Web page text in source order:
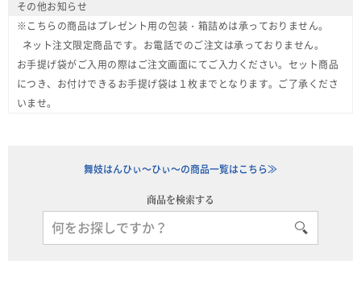
その他お知らせ
※こちらの商品はプレゼント用の包装・箱詰めは承っておりません。
ネット注文限定商品です。お電話でのご注文は承っておりません。
お手提げ袋がご入用の際はご注文画面にてご入力ください。セット商品
につき、お付けできるお手提げ袋は１枚までとなります。ご了承くださ
いませ。
舞妓はんひぃ～ひぃ～の商品一覧はこちら≫
商品を検索する